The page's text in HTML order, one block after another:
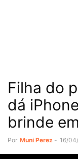
Filha do
dá
brinde
Por Muni Perez - 16/